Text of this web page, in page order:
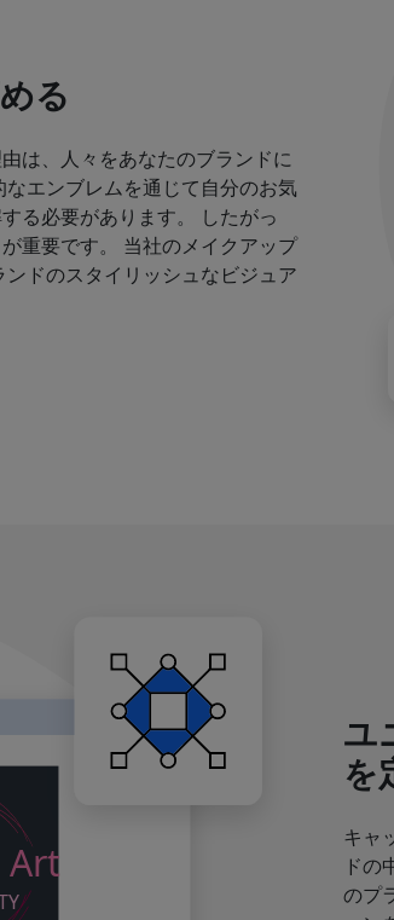
る
は、人々をあなたのブランドに
エンブレムを通じて自分のお気
る必要があります。 したがっ
重要です。 当社のメイクアップ
ドのスタイリッシュなビジュア
ユ
を
キャ
ドの
のプ